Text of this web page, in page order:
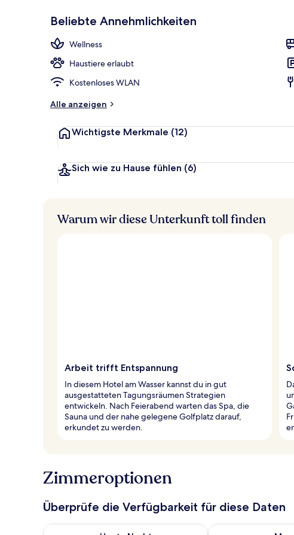
Beliebte Annehmlichkeiten
Wellness
Haustiere erlaubt
Kostenloses WLAN
Alle anzeigen
Wichtigste Merkmale (12)
Sich wie zu Hause fühlen (6)
Warum wir diese Unterkunft toll finden
Arbeit trifft Entspannung
In diesem Hotel am Wasser kannst du in gut
ausgestatteten Tagungsräumen Strategien
entwickeln. Nach Feierabend warten das Spa, die
Sauna und der nahe gelegene Golfplatz darauf,
erkundet zu werden.
Zimmeroptionen
Überprüfe die Verfügbarkeit für diese Daten
Überprüfe die Verfügbarkeit für heute Nacht, Aug. 6 - Aug.
Überprüfe die